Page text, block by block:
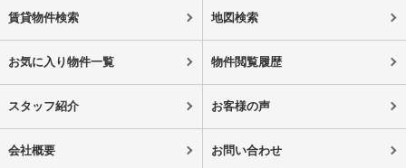
賃貸物件検索 地図検索
お気に入り物件一覧 物件閲覧履歴
スタッフ紹介 お客様の声
会社概要 お問い合わせ